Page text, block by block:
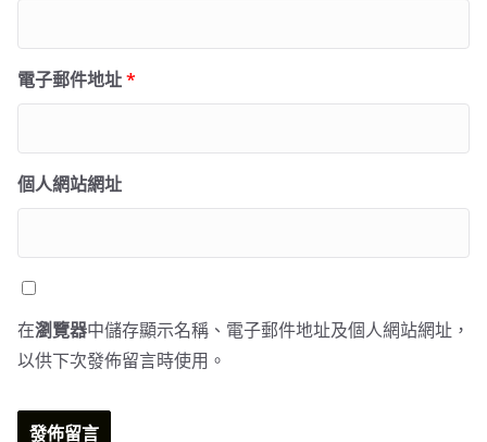
電子郵件地址*
個人網站網址
在瀏覽器中儲存顯示名稱、電子郵件地址及個人網站網址，
以供下次發佈留言時使用。